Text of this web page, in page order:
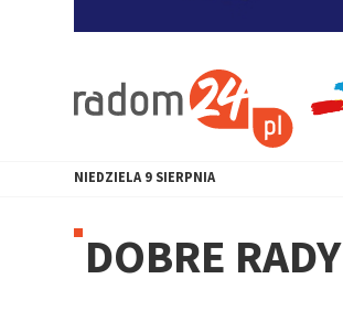
NIEDZIELA 9 SIERPNIA
DOBRE RADY